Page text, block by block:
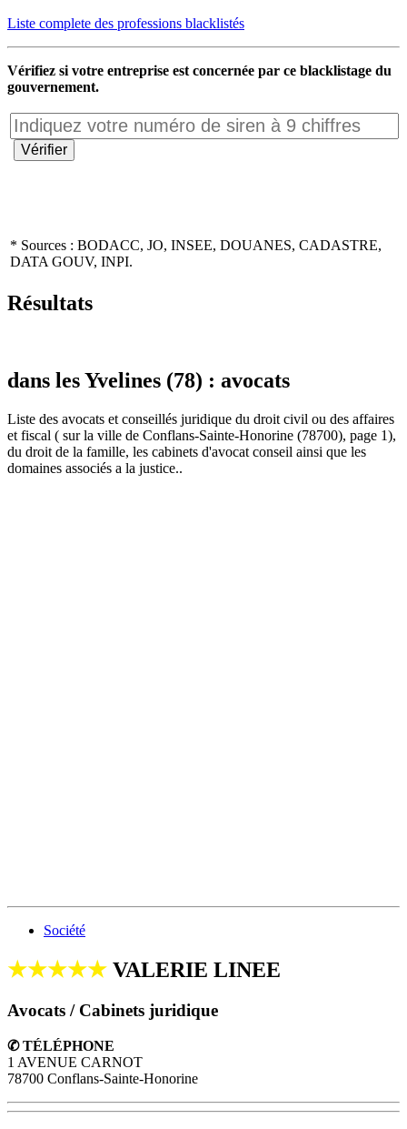
Liste complete des professions blacklistés
Vérifiez si votre entreprise est concernée par ce blacklistage du
gouvernement.
* Sources : BODACC, JO, INSEE, DOUANES, CADASTRE,
DATA GOUV, INPI.
Résultats
dans les Yvelines (78) : avocats
Liste des avocats et conseillés juridique du droit civil ou des affaires
et fiscal ( sur la ville de Conflans-Sainte-Honorine (78700), page 1),
du droit de la famille, les cabinets d'avocat conseil ainsi que les
domaines associés a la justice..
Société
★★★★★ VALERIE LINEE
Avocats / Cabinets juridique
✆ TÉLÉPHONE
1 AVENUE CARNOT
78700 Conflans-Sainte-Honorine